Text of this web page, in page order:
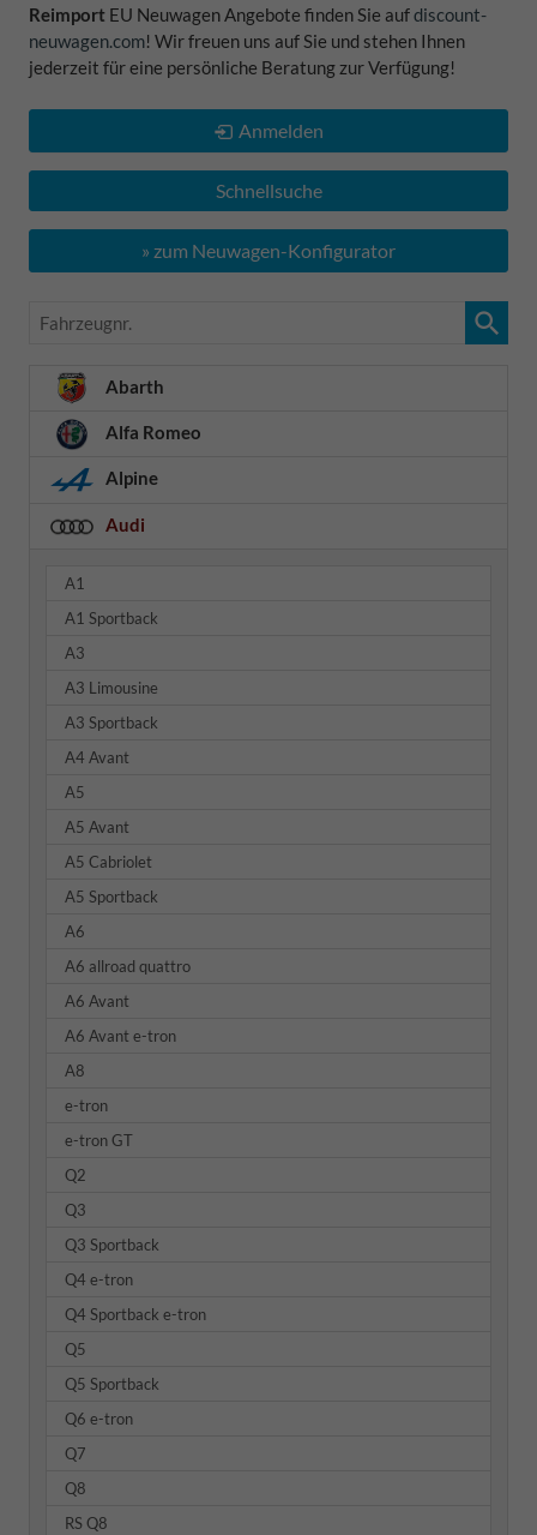
Reimport EU Neuwagen Angebote finden Sie aufdiscount-
neuwagen.com! Wir freuen uns auf Sie und stehen Ihnen
jederzeit für eine persönliche Beratung zur Verfügung!
Anmelden
Schnellsuche
» zum Neuwagen-Konfigurator
Fahrzeugnr.
Abarth
Alfa Romeo
Alpine
Audi
A1
A1 Sportback
A3
A3 Limousine
A3 Sportback
A4 Avant
A5
A5 Avant
A5 Cabriolet
A5 Sportback
A6
A6 allroad quattro
A6 Avant
A6 Avant e-tron
A8
e-tron
e-tron GT
Q2
Q3
Q3 Sportback
Q4 e-tron
Q4 Sportback e-tron
Q5
Q5 Sportback
Q6 e-tron
Q7
Q8
RS Q8